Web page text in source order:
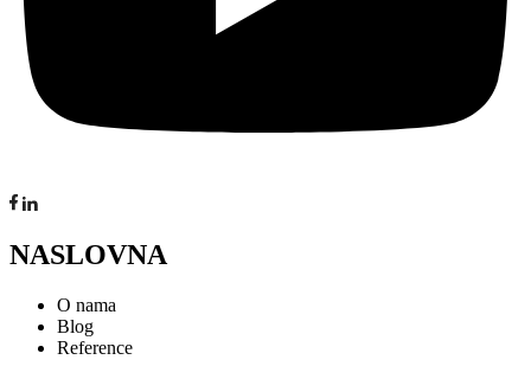
NASLOVNA
O nama
Blog
Reference